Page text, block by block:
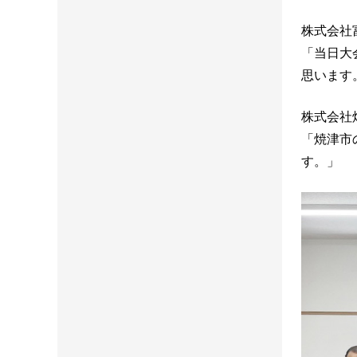
株式会社
「当日
思います
株式会社
「焼津
す。」